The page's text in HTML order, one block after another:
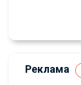
Реклама